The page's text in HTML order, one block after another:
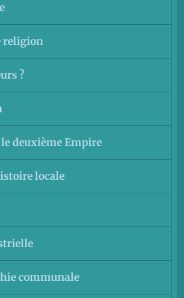
religion
?
deuxième Empire
locale
communale